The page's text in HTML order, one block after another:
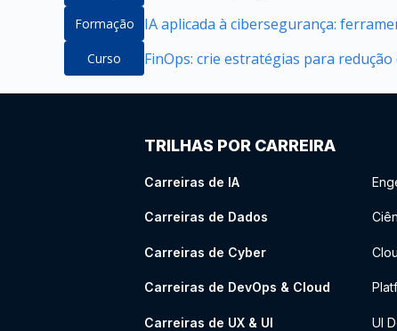
Formação IA aplicada à cibersegurança:
Curso FinOps: crie estratégias para
TRILHAS POR CARREIRA
Carreiras de IA
Carreiras de Dados
Carreiras de Cyber
Carreiras de DevOps & Cloud
Carreiras de UX & UI UI